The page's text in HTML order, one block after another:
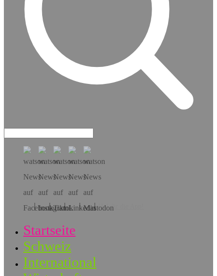
Hol dir die App!
Startseite
Schweiz
International